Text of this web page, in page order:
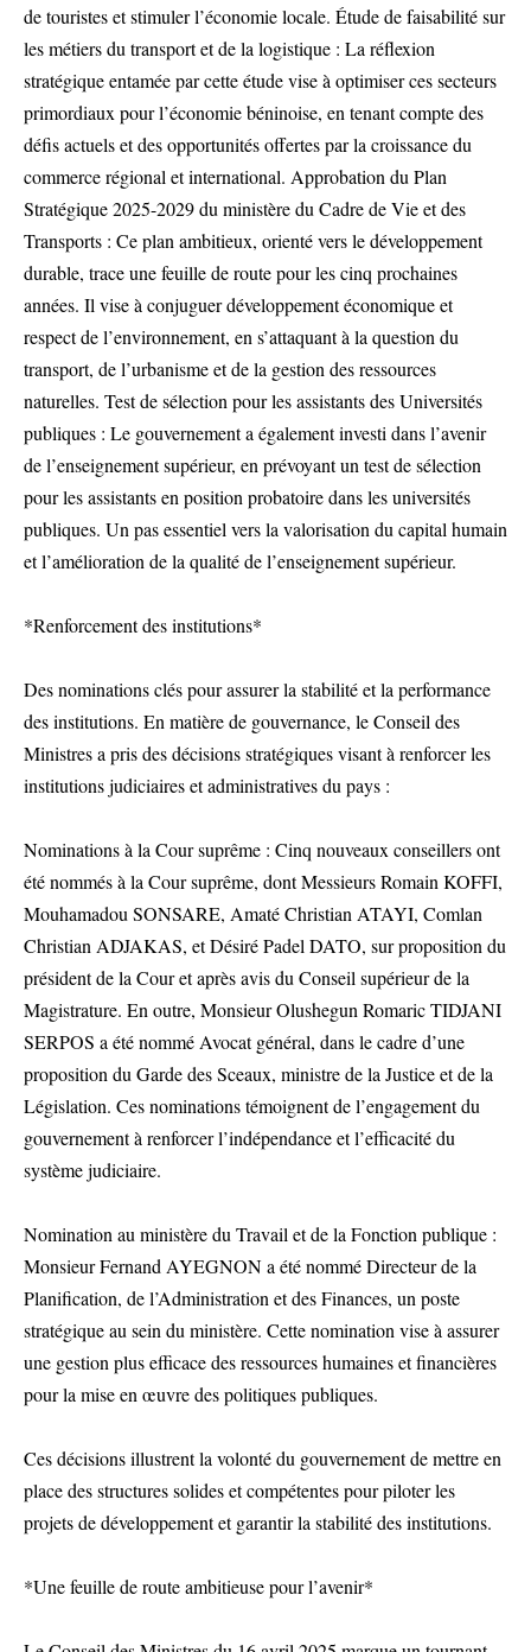
de touristes et stimuler l’économie locale. Étude de faisabilité sur
les métiers du transport et de la logistique : La réflexion
stratégique entamée par cette étude vise à optimiser ces secteurs
primordiaux pour l’économie béninoise, en tenant compte des
défis actuels et des opportunités offertes par la croissance du
commerce régional et international. Approbation du Plan
Stratégique 2025-2029 du ministère du Cadre de Vie et des
Transports : Ce plan ambitieux, orienté vers le développement
durable, trace une feuille de route pour les cinq prochaines
années. Il vise à conjuguer développement économique et
respect de l’environnement, en s’attaquant à la question du
transport, de l’urbanisme et de la gestion des ressources
naturelles. Test de sélection pour les assistants des Universités
publiques : Le gouvernement a également investi dans l’avenir
de l’enseignement supérieur, en prévoyant un test de sélection
pour les assistants en position probatoire dans les universités
publiques. Un pas essentiel vers la valorisation du capital humain
et l’amélioration de la qualité de l’enseignement supérieur.
*Renforcement des institutions*
Des nominations clés pour assurer la stabilité et la performance
des institutions. En matière de gouvernance, le Conseil des
Ministres a pris des décisions stratégiques visant à renforcer les
institutions judiciaires et administratives du pays :
Nominations à la Cour suprême : Cinq nouveaux conseillers ont
été nommés à la Cour suprême, dont Messieurs Romain KOFFI,
Mouhamadou SONSARE, Amaté Christian ATAYI, Comlan
Christian ADJAKAS, et Désiré Padel DATO, sur proposition du
président de la Cour et après avis du Conseil supérieur de la
Magistrature. En outre, Monsieur Olushegun Romaric TIDJANI
SERPOS a été nommé Avocat général, dans le cadre d’une
proposition du Garde des Sceaux, ministre de la Justice et de la
Législation. Ces nominations témoignent de l’engagement du
gouvernement à renforcer l’indépendance et l’efficacité du
système judiciaire.
Nomination au ministère du Travail et de la Fonction publique :
Monsieur Fernand AYEGNON a été nommé Directeur de la
Planification, de l’Administration et des Finances, un poste
stratégique au sein du ministère. Cette nomination vise à assurer
une gestion plus efficace des ressources humaines et financières
pour la mise en œuvre des politiques publiques.
Ces décisions illustrent la volonté du gouvernement de mettre en
place des structures solides et compétentes pour piloter les
projets de développement et garantir la stabilité des institutions.
*Une feuille de route ambitieuse pour l’avenir*